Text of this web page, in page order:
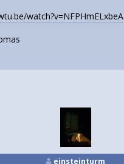
watch?v=NFPHmELxbeA
einsteinturm